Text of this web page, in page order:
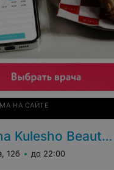
НА САЙТЕ
Beauty Studio
12б до 22:00